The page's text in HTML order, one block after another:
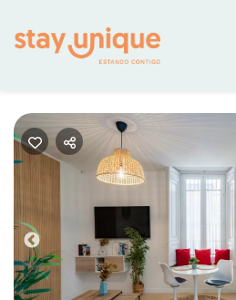
Previous